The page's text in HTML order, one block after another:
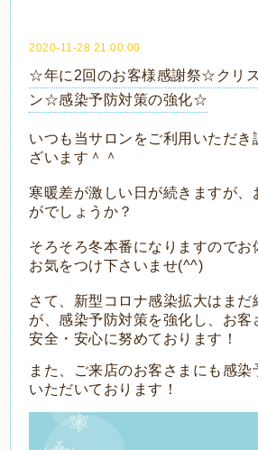
2020-11-28 21:00:00
☆年に2回のお客様感謝祭☆クリ
ン☆感染予防対策の強化☆
いつも当サロンをご利用いただき
ざいます＾＾
寒暖差が激しい日が続きますが、
がでしょうか？
そろそろ冬本番になりますのでお
お気をつけ下さいませ(^^)
さて、新型コロナ感染拡大はまだ
が、感染予防対策を強化し、お客
安全・安心に努めております！
また、ご来店のお客さまにも感染
いただいております！